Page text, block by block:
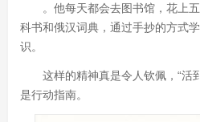
。他每天都会去图书馆，花上
科书和俄汉词典，通过手抄的方式
识。
这样的精神真是令人钦佩，“活
是行动指南。